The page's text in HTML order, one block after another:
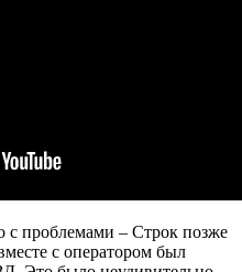
с проблемами – Строк позже
с оператором был